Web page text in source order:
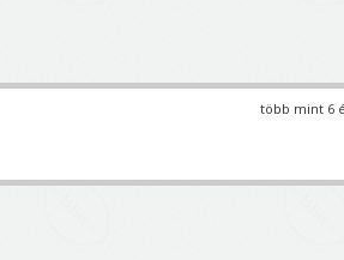
több mint 6